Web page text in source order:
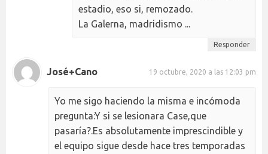
estadio, eso si, remozado.
La Galerna, madridismo ...
Responder
José+Cano 19 octubre, 2020 a las 12:03 pm
Yo me sigo haciendo la misma e incómoda
pregunta:Y si se lesionara Case,que
pasaría?.Es absolutamente imprescindible y
el equipo sigue desde hace tres temporadas